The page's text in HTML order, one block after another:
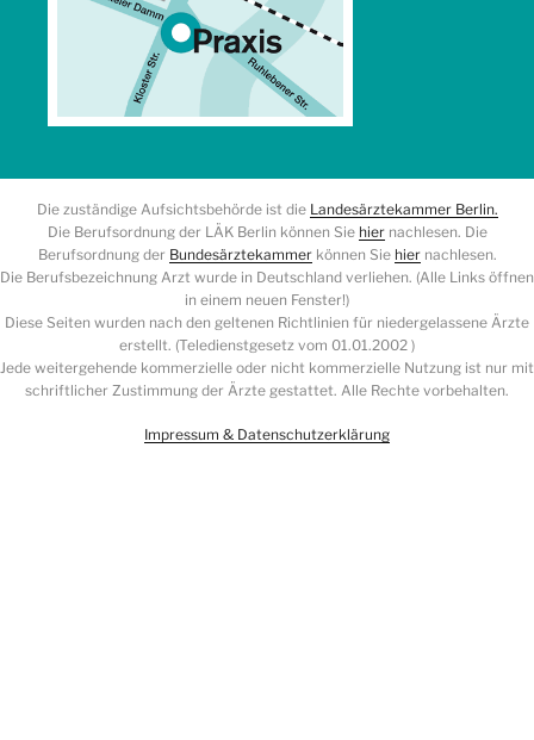
Die zuständige Aufsichtsbehörde ist die Landesärztekammer Berlin.
Die Berufsordnung der LÄK Berlin können Sie hiernachlesen. Die
Berufsordnung der Bundesärztekammerkönnen Sie hiernachlesen.
Die Berufsbezeichnung Arzt wurde in Deutschland verliehen. (Alle Links öffnen
in einem neuen Fenster!)
Diese Seiten wurden nach den geltenen Richtlinien für niedergelassene Ärzte
erstellt. (Teledienstgesetz vom 01.01.2002 )
Jede weitergehende kommerzielle oder nicht kommerzielle Nutzung ist nur mit
schriftlicher Zustimmung der Ärzte gestattet. Alle Rechte vorbehalten.
Impressum & Datenschutzerklärung